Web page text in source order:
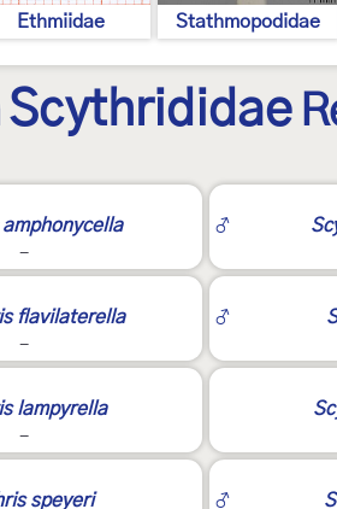
Ethmiidae Stathmopodidae
Scythrididae
-
♂
flavilaterella
-
♂
lampyrella
-
speyeri
♂